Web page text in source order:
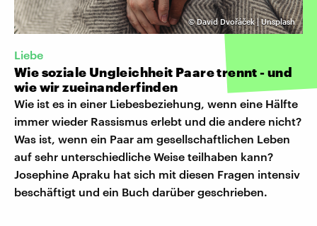
©David Dvořáček | Unsplash
Liebe
Wie soziale Ungleichheit Paare trennt - und
wie wir zueinanderfinden
Wie ist es in einer Liebesbeziehung, wenn eine Hälfte
immer wieder Rassismus erlebt und die andere nicht?
Was ist, wenn ein Paar am gesellschaftlichen Leben
auf sehr unterschiedliche Weise teilhaben kann?
Josephine Apraku hat sich mit diesen Fragen intensiv
beschäftigt und ein Buch darüber geschrieben.